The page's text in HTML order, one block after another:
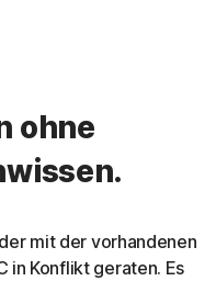
ohne
mit der vorhandenen
in Konflikt geraten. Es